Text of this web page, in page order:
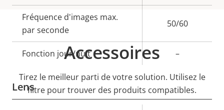
de la
propriété
la
propriété
Fréquence d'images max.
par seconde
50/60
Fonction jour/nuit –
Lens
Accessoires
Tirez le meilleur parti de votre solution. Utilisez le
filtre pour trouver des produits compatibles.